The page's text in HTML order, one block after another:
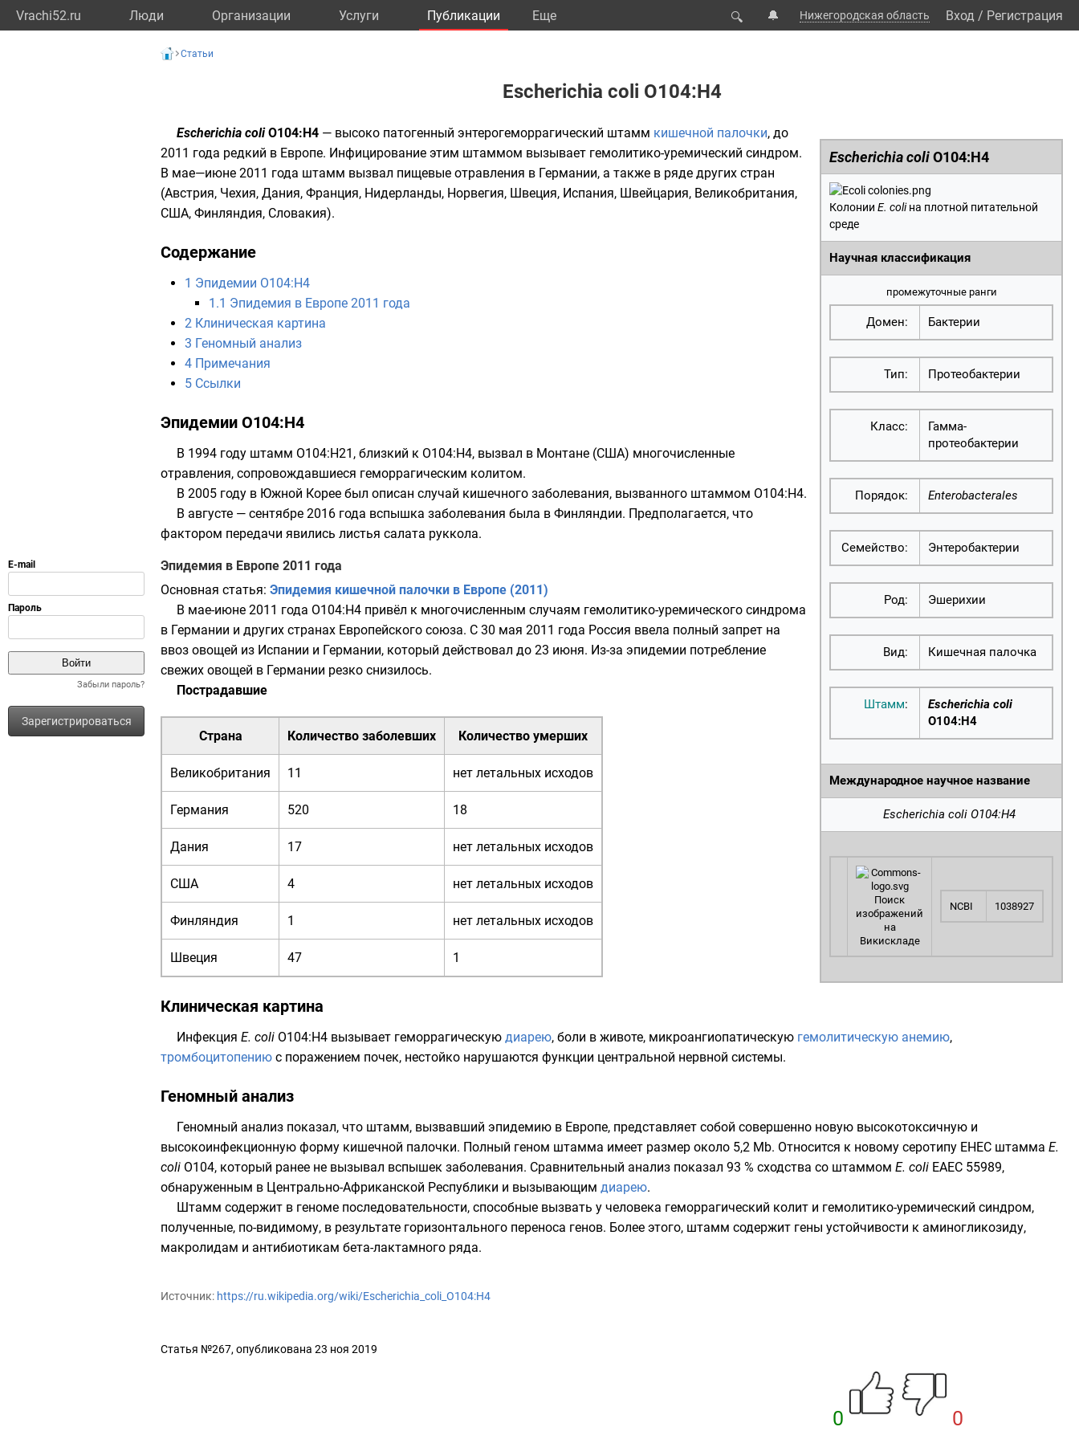
Vrachi52.ru Люди Организации Услуги Публикации Eще 🔍 🔔 Нижегородская область Вход / Регистрация
Забыли пароль?
Зарегистрироваться
Статьи
Escherichia coli O104:H4
Escherichia coliO104:H4
Колонии E. coliна плотной питательной
среде
Научная классификация
промежуточные ранги
Домен: Бактерии
Тип: Протеобактерии
Класс:
Гамма-
протеобактерии
Порядок: Enterobacterales
Семейство: Энтеробактерии
Род: Эшерихии
Вид: Кишечная палочка
Штамм:
Escherichia coli
O104:H4
Международное научное название
Escherichia coli O104:H4
Поиск
изображений
на
Викискладе
NCBI 1038927
Escherichia coliO104:H4 — высоко патогенный энтерогеморрагический штамм кишечной палочки, до
2011 года редкий в Европе. Инфицирование этим штаммом вызывает гемолитико-уремический синдром.
В мае—июне 2011 года штамм вызвал пищевые отравления в Германии, а также в ряде других стран
(Австрия, Чехия, Дания, Франция, Нидерланды, Норвегия, Швеция, Испания, Швейцария, Великобритания,
США, Финляндия, Словакия).
Содержание
1 Эпидемии O104:H4
1.1 Эпидемия в Европе 2011 года
2 Клиническая картина
3 Геномный анализ
4 Примечания
5 Ссылки
Эпидемии O104:H4
В 1994 году штамм O104:H21 , близкий к O104:H4, вызвал в Монтане (США) многочисленные
отравления, сопровождавшиеся геморрагическим колитом.
В 2005 году в Южной Корее был описан случай кишечного заболевания, вызванного штаммом O104:H4.
В августе — сентябре 2016 года вспышка заболевания была в Финляндии. Предполагается, что
фактором передачи явились листья салата руккола.
Эпидемия в Европе 2011 года
Основная статья: Эпидемия кишечной палочки в Европе (2011)
В мае-июне 2011 года O104:H4 привёл к многочисленным случаям гемолитико-уремического синдрома
в Германии и других странах Европейского союза. С 30 мая 2011 года Россия ввела полный запрет на
ввоз овощей из Испании и Германии, который действовал до 23 июня. Из-за эпидемии потребление
свежих овощей в Германии резко снизилось.
Пострадавшие
Страна Количество заболевших Количество умерших
Великобритания 11 нет летальных исходов
Германия 520 18
Дания 17 нет летальных исходов
США 4 нет летальных исходов
Финляндия 1 нет летальных исходов
Швеция 47 1
Клиническая картина
Инфекция E. coli O104:H4 вызывает геморрагическую диарею, боли в животе, микроангиопатическую гемолитическую анемию,
тромбоцитопению с поражением почек, нестойко нарушаются функции центральной нервной системы.
Геномный анализ
Геномный анализ показал, что штамм, вызвавший эпидемию в Европе, представляет собой совершенно новую высокотоксичную и
высокоинфекционную форму кишечной палочки. Полный геном штамма имеет размер около 5,2 Mb. Относится к новому серотипу EHEC штамма E.
coli O104, который ранее не вызывал вспышек заболевания. Сравнительный анализ показал 93 % сходства со штаммом E. coli EAEC 55989,
обнаруженным в Центрально-Африканской Республики и вызывающим диарею.
Штамм содержит в геноме последовательности, способные вызвать у человека геморрагический колит и гемолитико-уремический синдром,
полученные, по-видимому, в результате горизонтального переноса генов. Более этого, штамм содержит гены устойчивости к аминогликозиду,
макролидам и антибиотикам бета-лактамного ряда.
Источник: https://ru.wikipedia.org/wiki/Escherichia_coli_O104:H4
Статья №267, опубликована 23 ноя 2019
0 0